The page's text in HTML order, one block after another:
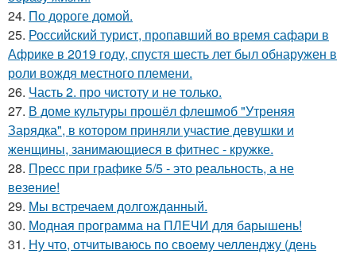
24. По дороге домой.
25. Российский турист, пропавший во время сафари в
Африке в 2019 году, спустя шесть лет был обнаружен в
роли вождя местного племени.
26. Часть 2. про чистоту и не только.
27. В доме культуры прошёл флешмоб "Утреняя
Зарядка", в котором приняли участие девушки и
женщины, занимающиеся в фитнес - кружке.
28. Пресс при графике 5/5 - это реальность, а не
везение!
29. Мы встречаем долгожданный.
30. Модная программа на ПЛЕЧИ для барышень!
31. Ну что, отчитываюсь по своему челленджу (день